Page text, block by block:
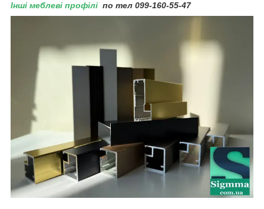
Інші меблеві профілі по тел 099-160-55-47